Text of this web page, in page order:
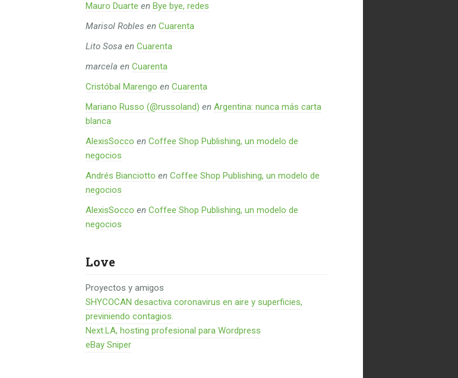
Mauro Duarte enBye bye, redes
Marisol Robles enCuarenta
Lito Sosa enCuarenta
marcela enCuarenta
Cristóbal Marengo enCuarenta
Mariano Russo (@russoland) enArgentina: nunca más carta
blanca
AlexisSocco enCoffee Shop Publishing, un modelo de
negocios
Andrés Bianciotto enCoffee Shop Publishing, un modelo de
negocios
AlexisSocco enCoffee Shop Publishing, un modelo de
negocios
Love
Proyectos y amigos
SHYCOCAN desactiva coronavirus en aire y superficies,
previniendo contagios.
Next.LA, hosting profesional para Wordpress
eBay Sniper